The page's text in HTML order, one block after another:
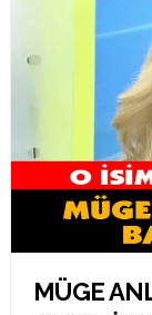
MÜGE